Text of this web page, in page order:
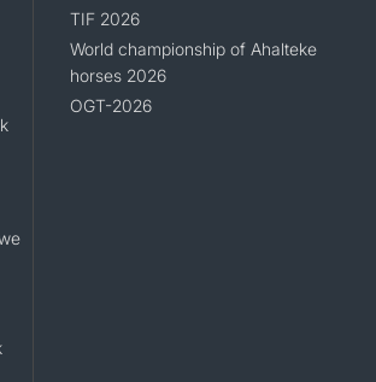
TIF 2026
World championship of Ahalteke
horses 2026
OGT-2026